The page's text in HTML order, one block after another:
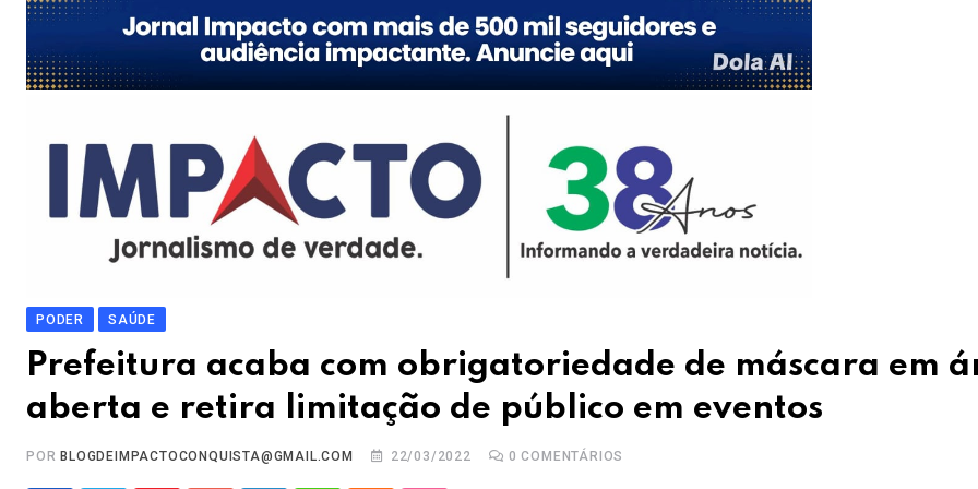
PODER SAÚDE
Prefeitura acaba com obrigatoriedade de máscara em
aberta e retira limitação de público em eventos
POR BLOGDEIMPACTOCONQUISTA@GMAIL.COM 22/03/2022 0 COMENTÁRIOS